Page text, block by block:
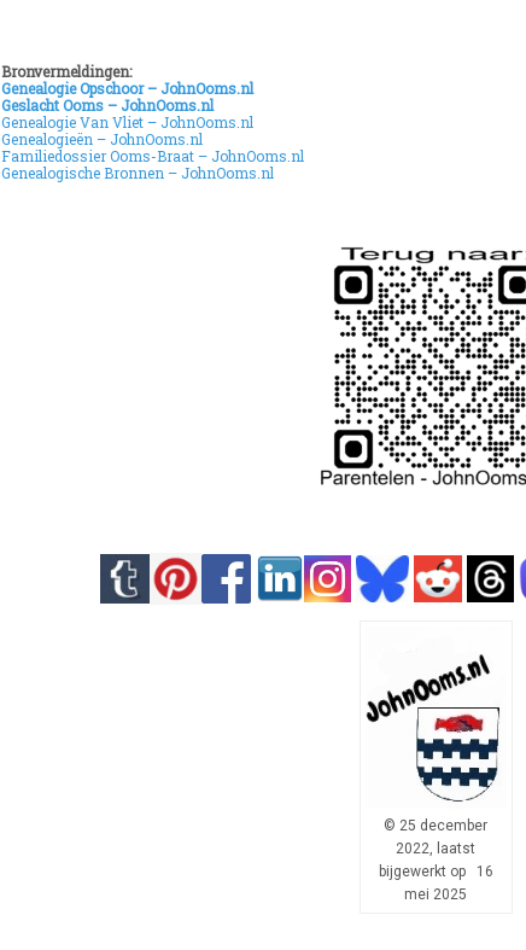
Bronvermeldingen:
Genealogie Opschoor – JohnOoms.nl
Geslacht Ooms – JohnOoms.nl
Genealogie Van Vliet – JohnOoms.nl
Genealogieën – JohnOoms.nl
Familiedossier Ooms-Braat – JohnOoms.nl
Genealogische Bronnen – JohnOoms.nl
© 25 december
2022, laatst
bijgewerkt op 16
mei 2025